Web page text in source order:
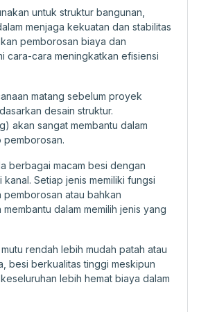
untuk struktur bangunan,
menjaga kekuatan dan stabilitas
pemborosan biaya dan
cara-cara meningkatkan efisiensi
matang sebelum proyek
desain struktur.
akan sangat membantu dalam
pemborosan.
berbagai macam besi dengan
Setiap jenis memiliki fungsi
atau bahkan
dalam memilih jenis yang
rendah lebih mudah patah atau
besi berkualitas tinggi meskipun
lebih hemat biaya dalam